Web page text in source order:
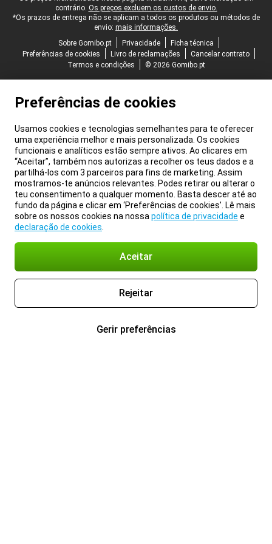
contrário. Os preços excluem os custos de envio.
*Os prazos de entrega não se aplicam a todos os produtos ou métodos de
envio: mais informações.
Sobre Gomibo.pt
Privacidade
Ficha técnica
Preferências de cookies
Livro de reclamações
Cancelar contrato
Termos e condições
© 2026 Gomibo.pt
Preferências de cookies
Usamos cookies e tecnologias semelhantes para te oferecer
uma experiência melhor e mais personalizada. Os cookies
funcionais e analíticos estão sempre ativos. Ao clicares em
“Aceitar”, também nos autorizas a recolher os teus dados e a
partilhá-los com 3 parceiros para fins de marketing. Assim
mostramos-te anúncios relevantes. Podes retirar ou alterar o
teu consentimento a qualquer momento. Basta descer até ao
fundo da página e clicar em ‘Preferências de cookies’. Lê mais
sobre os nossos cookies na nossa política de privacidade e
declaração de cookies
Aceitar
Rejeitar
Gerir preferências